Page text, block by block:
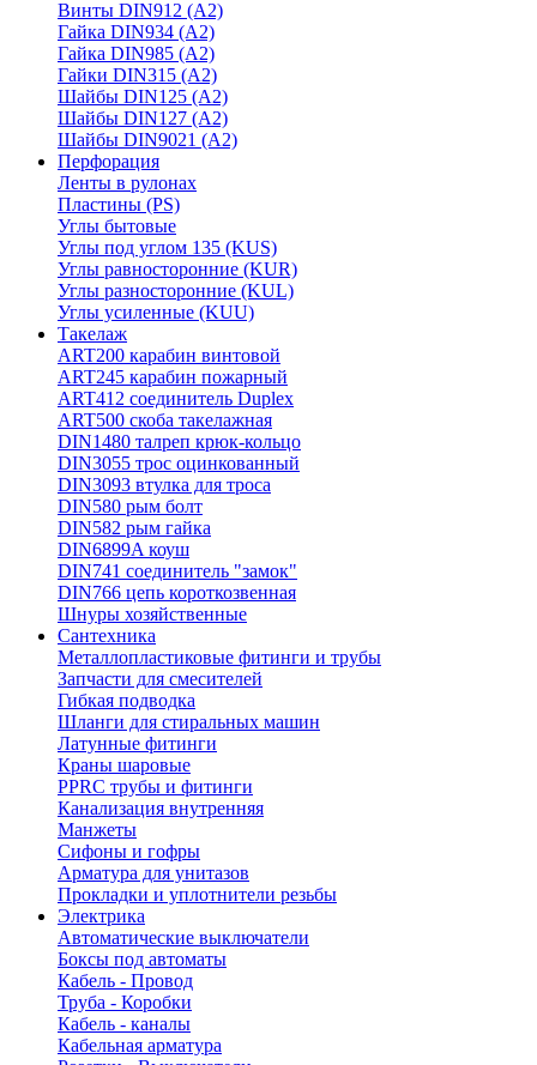
Винты DIN912 (A2)
Гайка DIN934 (A2)
Гайка DIN985 (A2)
Гайки DIN315 (A2)
Шайбы DIN125 (A2)
Шайбы DIN127 (A2)
Шайбы DIN9021 (A2)
Перфорация
Ленты в рулонах
Пластины (PS)
Углы бытовые
Углы под углом 135 (KUS)
Углы равносторонние (KUR)
Углы разносторонние (KUL)
Углы усиленные (KUU)
Такелаж
ART200 карабин винтовой
ART245 карабин пожарный
ART412 соединитель Duplex
ART500 скоба такелажная
DIN1480 талреп крюк-кольцо
DIN3055 трос оцинкованный
DIN3093 втулка для троса
DIN580 рым болт
DIN582 рым гайка
DIN6899A коуш
DIN741 соединитель "замок"
DIN766 цепь короткозвенная
Шнуры хозяйственные
Сантехника
Металлопластиковые фитинги и трубы
Запчасти для смесителей
Гибкая подводка
Шланги для стиральных машин
Латунные фитинги
Краны шаровые
PPRC трубы и фитинги
Канализация внутренняя
Манжеты
Сифоны и гофры
Арматура для унитазов
Прокладки и уплотнители резьбы
Электрика
Автоматические выключатели
Боксы под автоматы
Кабель - Провод
Труба - Коробки
Кабель - каналы
Кабельная арматура